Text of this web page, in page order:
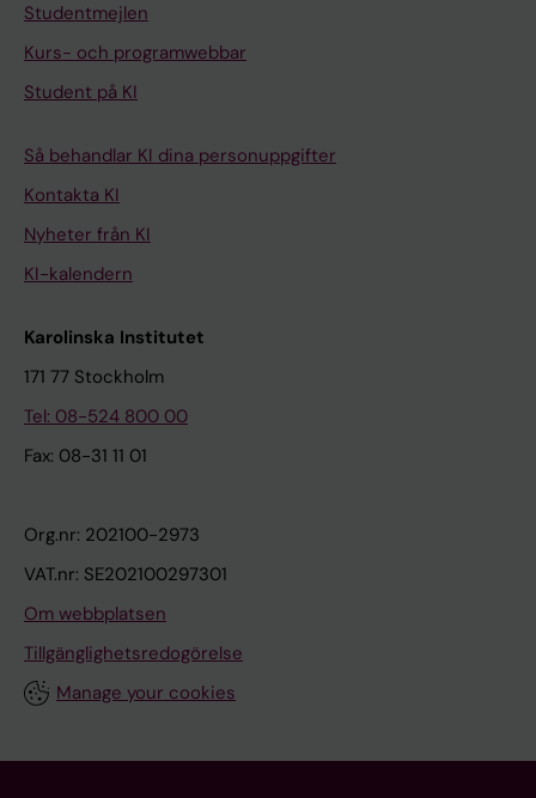
Studentmejlen
Kurs- och programwebbar
Student på KI
Så behandlar KI dina personuppgifter
Kontakta KI
Nyheter från KI
KI-kalendern
Karolinska Institutet
171 77 Stockholm
Tel: 08-524 800 00
Fax: 08-31 11 01
Org.nr: 202100-2973
VAT.nr: SE202100297301
Om webbplatsen
Tillgänglighetsredogörelse
Manage your cookies